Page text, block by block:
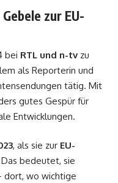
zur EU-
bei RTL und n-tv zu
als Reporterin und
tätig. Mit
gutes Gespür für
Entwicklungen.
, als sie zur EU-
bedeutet, sie
dort, wo wichtige